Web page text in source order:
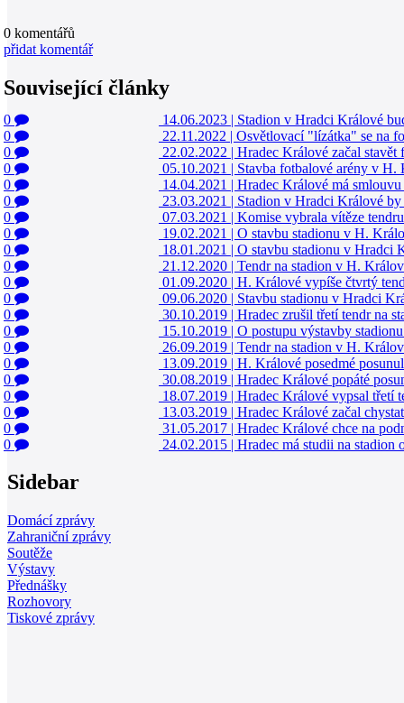
0 komentářů
přidat komentář
Související články
0 14.06.2023 | Stadion v Hradci Králové
0
22.11.2022 | Osvětlovací "lízátka" se na
0
22.02.2022 | Hradec Králové začal
0
05.10.2021 | Stavba fotbalové arény v H.
0
14.04.2021 | Hradec Králové má smlouvu
0
23.03.2021 | Stadion v Hradci Králové
0
07.03.2021 | Komise vybrala vítěze
0
19.02.2021 | O stavbu stadionu v H.
0
18.01.2021 | O stavbu stadionu v Hradci
0
21.12.2020 | Tendr na stadion v H.
0
01.09.2020 | H. Králové vypíše čtvrtý
0
09.06.2020 | Stavbu stadionu v Hradci
0
30.10.2019 | Hradec zrušil třetí tendr na
0
15.10.2019 | O postupu výstavby
0
26.09.2019 | Tendr na stadion v H.
0
13.09.2019 | H. Králové posedmé
0
30.08.2019 | Hradec Králové popáté
0
18.07.2019 | Hradec Králové vypsal třetí
0
13.03.2019 | Hradec Králové začal
0
31.05.2017 | Hradec Králové chce na
0
24.02.2015 | Hradec má studii na stadion
Sidebar
Domácí zprávy
Zahraniční zprávy
Soutěže
Výstavy
Přednášky
Rozhovory
Tiskové zprávy